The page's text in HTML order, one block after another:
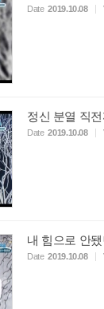
Date 2019.10.08
정신 분열 직
Date 2019.10.08
내 힘으로 안
Date 2019.10.08